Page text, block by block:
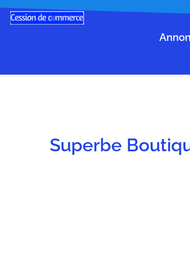
Superbe